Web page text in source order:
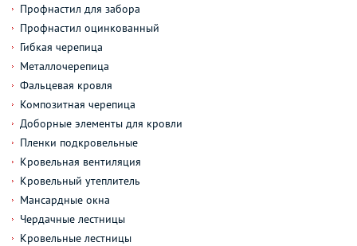
Профнастил для забора
Профнастил оцинкованный
Гибкая черепица
Металлочерепица
Фальцевая кровля
Композитная черепица
Доборные элементы для кровли
Пленки подкровельные
Кровельная вентиляция
Кровельный утеплитель
Мансардные окна
Чердачные лестницы
Кровельные лестницы